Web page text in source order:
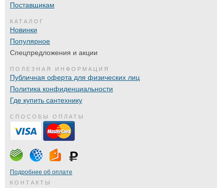
Поставщикам
КАТАЛОГ
Новинки
Популярное
Спецпредложения и акции
ПОЛЕЗНАЯ ИНФОРМАЦИЯ
Публичная оферта для физических лиц
Политика конфиденциальности
Где купить сантехнику
СПОСОБЫ ОПЛАТЫ
Подробнее об оплате
КОНТАКТЫ